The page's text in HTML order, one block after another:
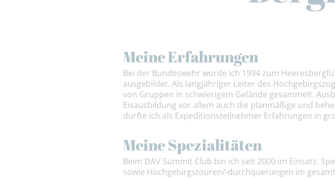
Meine Erfahrungen
Bei der Bundeswehr wurde ich 1994 zum
ausgebildet. Als langjähriger Leiter des
von Gruppen in schwierigem Gelände gesammelt.
Eisausbildung vor allem auch die planmäßige und
durfte ich als Expeditionsteilnehmer Erfahrungen in
Meine Spezialitäten
Beim DAV Summit Club bin ich seit 2000 im Einsatz.
sowie Hochgebirgstouren/-durchquerungen im